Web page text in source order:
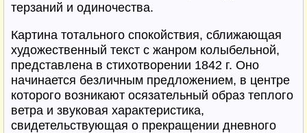
терзаний и одиночества.
Картина тотального спокойствия, сближающая
художественный текст с жанром колыбельной,
представлена в стихотворении 1842 г. Оно
начинается безличным предложением, в центре
которого возникают осязательный образ теплого
ветра и звуковая характеристика,
свидетельствующая о прекращении дневного